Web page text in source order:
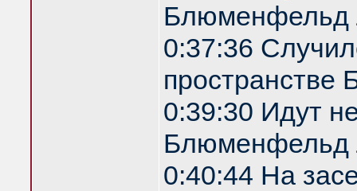
Блюменфельд
0:37:36
0:39:30 Идут
Блюменфельд
0:40:44 На